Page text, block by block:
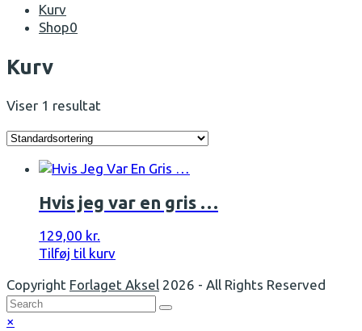
Kurv
Shop0
Open
Mobile
Kurv
Viser 1 resultat
Hvis jeg var en gris …
129,00 kr.
Tilføj til kurv
Copyright Forlaget Aksel 2026 - All Rights Reserved
Back
×